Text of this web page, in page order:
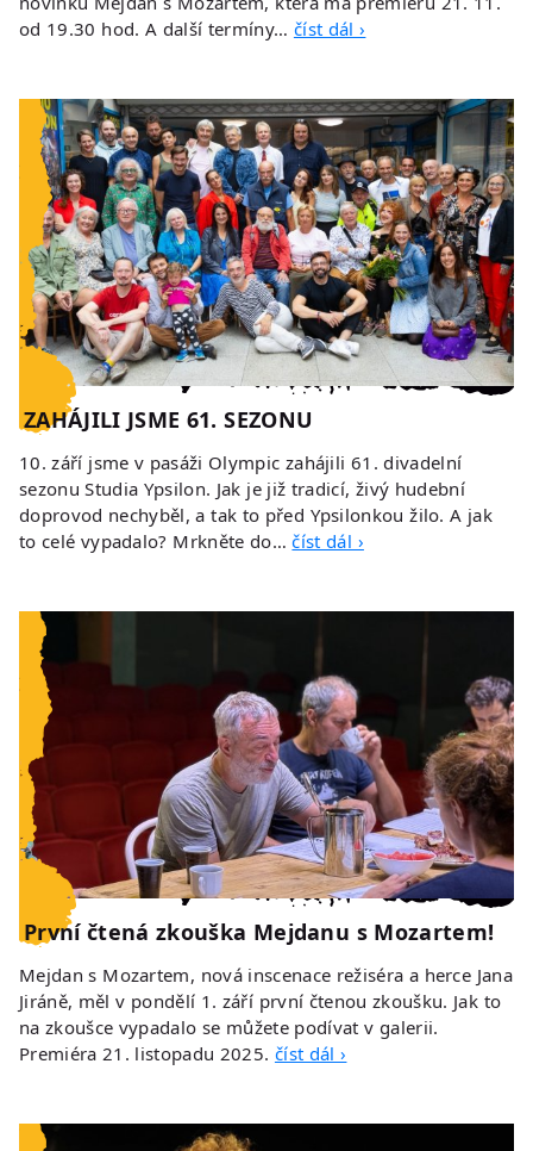
od 19.30 hod. A další termíny… číst dál ›
ZAHÁJILI JSME 61. SEZONU
10. září jsme v pasáži Olympic zahájili 61. divadelní
sezonu Studia Ypsilon. Jak je již tradicí, živý hudební
doprovod nechyběl, a tak to před Ypsilonkou žilo. A jak
to celé vypadalo? Mrkněte do…číst dál ›
První čtená zkouška Mejdanu s Mozartem!
Mejdan s Mozartem, nová inscenace režiséra a herce Jana
Jiráně, měl v pondělí 1. září první čtenou zkoušku. Jak to
na zkoušce vypadalo se můžete podívat v galerii.
Premiéra 21. listopadu 2025. číst dál ›